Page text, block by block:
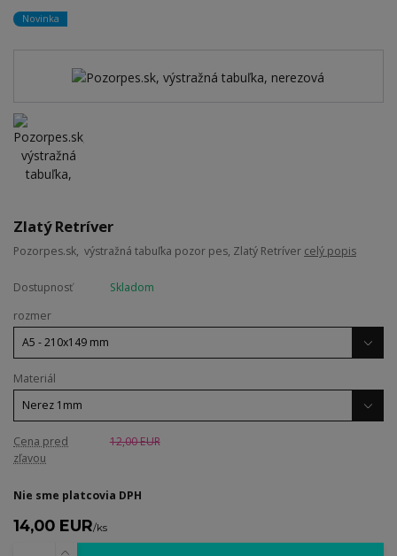
Novinka
Zlatý Retríver
Pozorpes.sk, výstražná tabuľka pozor pes, Zlatý Retríver celý popis
Dostupnosť
Skladom
rozmer
Materiál
Cena pred
zľavou
12,00 EUR
Nie sme platcovia DPH
14,00 EUR/ks